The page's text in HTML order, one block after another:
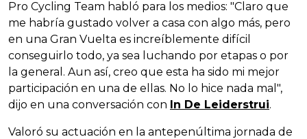
Pro Cycling Team habló para los medios: "Claro que
me habría gustado volver a casa con algo más, pero
en una Gran Vuelta es increíblemente difícil
conseguirlo todo, ya sea luchando por etapas o por
la general. Aun así, creo que esta ha sido mi mejor
participación en una de ellas. No lo hice nada mal",
dijo en una conversación con In De Leiderstrui.
Valoró su actuación en la antepenúltima jornada de